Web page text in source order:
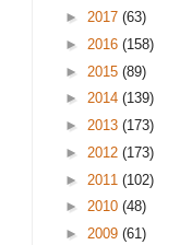
► 2017 (63)
► 2016 (158)
► 2015 (89)
► 2014 (139)
► 2013 (173)
► 2012 (173)
► 2011 (102)
► 2010 (48)
► 2009 (61)